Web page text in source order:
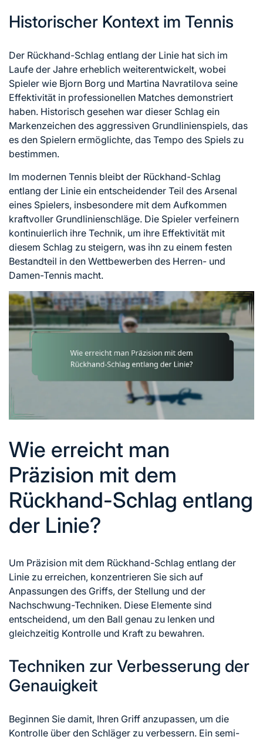
Historischer Kontext im Tennis
Der Rückhand-Schlag entlang der Linie hat sich im
Laufe der Jahre erheblich weiterentwickelt, wobei
Spieler wie Bjorn Borg und Martina Navratilova seine
Effektivität in professionellen Matches demonstriert
haben. Historisch gesehen war dieser Schlag ein
Markenzeichen des aggressiven Grundlinienspiels, das
es den Spielern ermöglichte, das Tempo des Spiels zu
bestimmen.
Im modernen Tennis bleibt der Rückhand-Schlag
entlang der Linie ein entscheidender Teil des Arsenal
eines Spielers, insbesondere mit dem Aufkommen
kraftvoller Grundlinienschläge. Die Spieler verfeinern
kontinuierlich ihre Technik, um ihre Effektivität mit
diesem Schlag zu steigern, was ihn zu einem festen
Bestandteil in den Wettbewerben des Herren- und
Damen-Tennis macht.
Wie erreicht man
Präzision mit dem
Rückhand-Schlag entlang
der Linie?
Um Präzision mit dem Rückhand-Schlag entlang der
Linie zu erreichen, konzentrieren Sie sich auf
Anpassungen des Griffs, der Stellung und der
Nachschwung-Techniken. Diese Elemente sind
entscheidend, um den Ball genau zu lenken und
gleichzeitig Kontrolle und Kraft zu bewahren.
Techniken zur Verbesserung der
Genauigkeit
Beginnen Sie damit, Ihren Griff anzupassen, um die
Kontrolle über den Schläger zu verbessern. Ein semi-